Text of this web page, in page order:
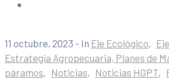
11 octubre, 2023 - In Eje Ecológico‚
Estrategia Agropecuaria, Planes de
páramos‚ Noticias‚ Noticias HGPT‚